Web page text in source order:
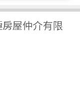
屋仲介有限